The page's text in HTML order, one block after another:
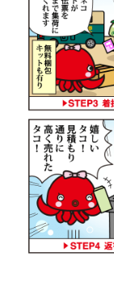
turi20260707
ダイワ 22 イ
ベイトリー
釣具買取クー
turi20260708
ダイワ 22 イ
ベイトリー
釣具買取クー
turi20260709
ダイワ 15 イ
ベイトリー
釣具買取クー
turi20260710